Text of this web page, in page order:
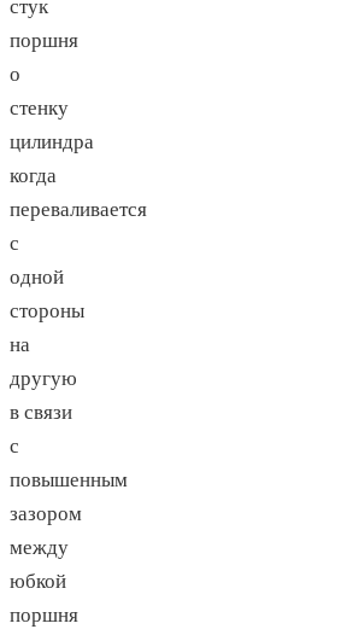
стук
поршня
о
стенку
цилиндра
когда
переваливается
с
одной
стороны
на
другую
в связи
с
повышенным
зазором
между
юбкой
поршня